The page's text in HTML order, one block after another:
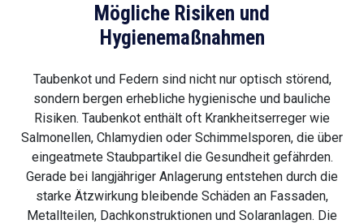
Mögliche Risiken und
Hygienemaßnahmen
Taubenkot und Federn sind nicht nur optisch störend,
sondern bergen erhebliche hygienische und bauliche
Risiken. Taubenkot enthält oft Krankheitserreger wie
Salmonellen, Chlamydien oder Schimmelsporen, die über
eingeatmete Staubpartikel die Gesundheit gefährden.
Gerade bei langjähriger Anlagerung entstehen durch die
starke Ätzwirkung bleibende Schäden an Fassaden,
Metallteilen, Dachkonstruktionen und Solaranlagen. Die